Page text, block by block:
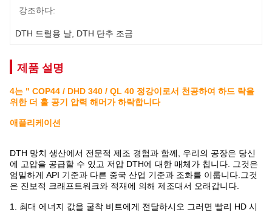
강조하다:
DTH 드릴용 날 DTH 단추 조금
제품 설명
4는 " COP44 / DHD 340 / QL 40 정강이로서 천공하여 하드 락을
위한 더 홀 공기 압력 해머가 하락합니다
애플리케이션
DTH 망치 생산에서 전문적 제조 경험과 함께, 우리의 공장은 당신
에 고압을 공급할 수 있고 저압 DTH에 대한 매체가 칩니다. 그것은
엄밀하게 API 기준과 다른 중국 산업 기준과 조화를 이룹니다.그것
은 진보적 크래프트워크와 적재에 의해 제조대서 오래갑니다.
1. 최대 에너지 값을 굴착 비트에게 전달하시오 그러면 빨리 HD 시